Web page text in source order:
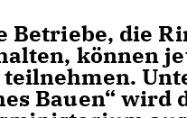
die
können
Bauen“ wird